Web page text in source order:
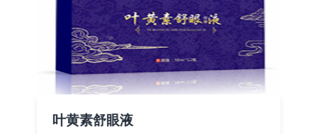
叶黄素舒眼液